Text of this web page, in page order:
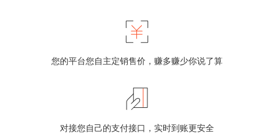
您的平台您自主定销售价，赚多赚少你说了算
对接您自己的支付接口，实时到账更安全